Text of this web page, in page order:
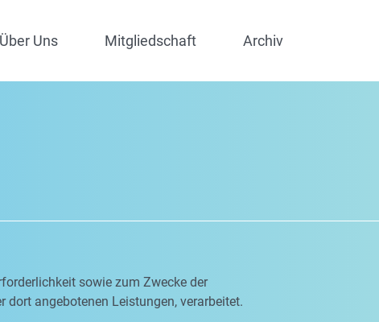
Über Uns Mitgliedschaft Archiv
sowie zum Zwecke der
angebotenen Leistungen, verarbeitet.